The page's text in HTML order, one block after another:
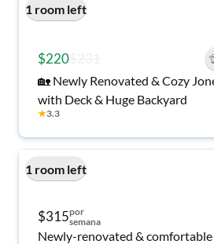
1 room left
$220
🏡 Newly Renovated & Cozy
with Deck & Huge Backyard
★3.3
1 room left
$315por
semana
Newly-renovated &